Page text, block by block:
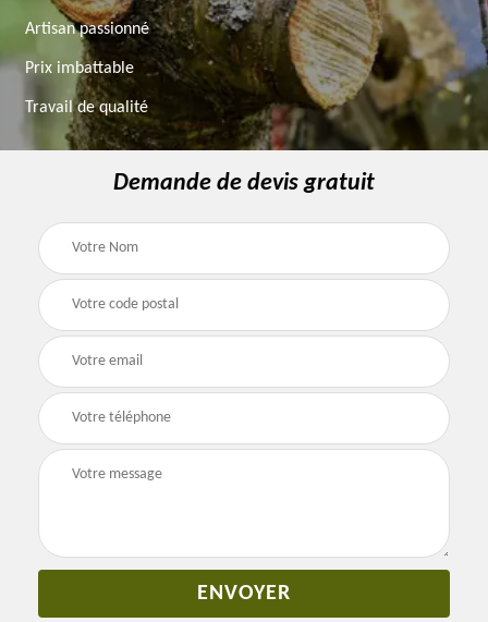
Artisan passionné
Prix imbattable
Travail de qualité
Demande de devis gratuit